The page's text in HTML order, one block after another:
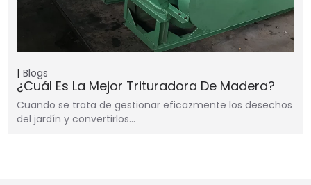
Blogs
¿Cuál Es La Mejor Trituradora De Madera?
Cuando se trata de gestionar eficazmente los desechos
del jardín y convertirlos…